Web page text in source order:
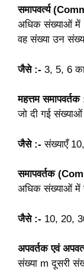
समापवर्त्य
अधिक संख्याओं में ।
वह संख्या उन
जैसे :- 3, 5, 6
महत्तम समापवर्तक
जो दी गई संख्याओं
जैसे :- संख्याएँ
समापवर्तक
अधिक संख्याओं में
जैसे :- 10, 20,
अपवर्तक एवं
संख्या m दूसरी